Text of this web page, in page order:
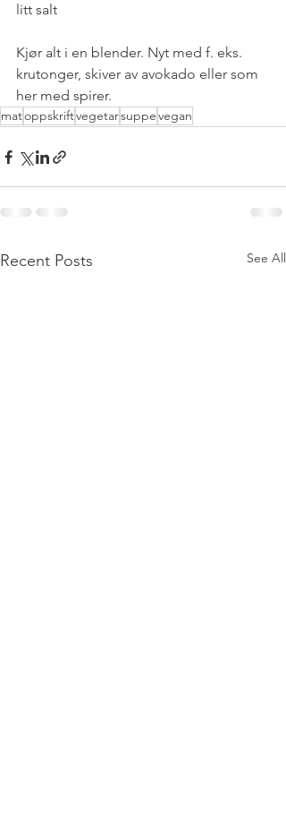
litt salt
Kjør alt i en blender. Nyt med f. eks.
krutonger, skiver av avokado eller som
her med spirer.
matoppskriftvegetarsuppevegan
Recent Posts See All